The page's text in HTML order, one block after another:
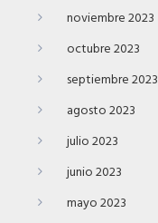
noviembre 2023
octubre 2023
septiembre 2023
agosto 2023
julio 2023
junio 2023
mayo 2023